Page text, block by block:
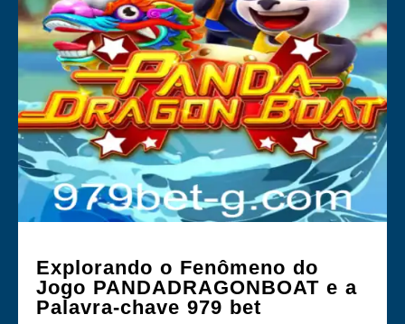
Explorando o Fenômeno do
Jogo PANDADRAGONBOAT e a
Palavra-chave 979 bet